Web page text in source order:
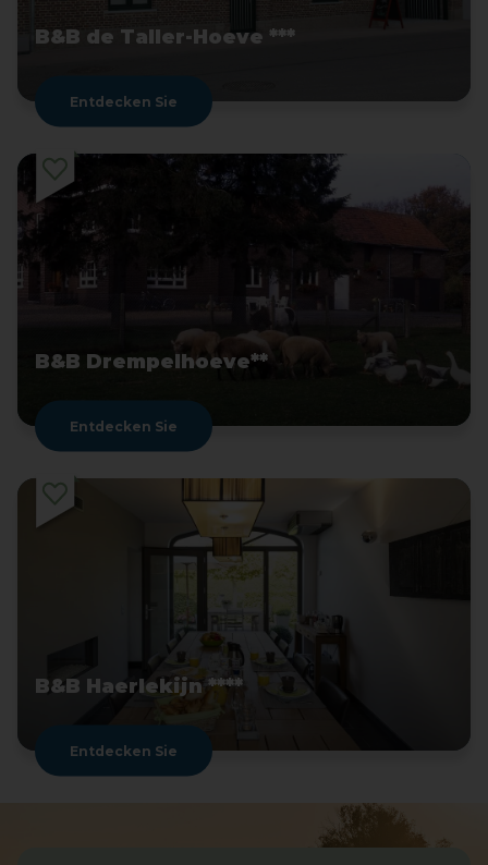
B&B de Taller-Hoeve ***
Entdecken Sie
B&B Drempelhoeve**
Entdecken Sie
B&B Haerlekijn ****
Entdecken Sie